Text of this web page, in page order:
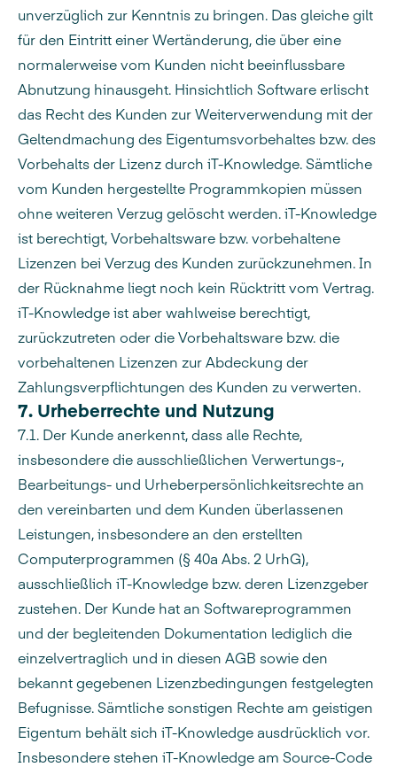
unverzüglich zur Kenntnis zu bringen. Das gleiche gilt
für den Eintritt einer Wertänderung, die über eine
normalerweise vom Kunden nicht beeinflussbare
Abnutzung hinausgeht. Hinsichtlich Software erlischt
das Recht des Kunden zur Weiterverwendung mit der
Geltendmachung des Eigentumsvorbehaltes bzw. des
Vorbehalts der Lizenz durch iT-Knowledge. Sämtliche
vom Kunden hergestellte Programmkopien müssen
ohne weiteren Verzug gelöscht werden. iT-Knowledge
ist berechtigt, Vorbehaltsware bzw. vorbehaltene
Lizenzen bei Verzug des Kunden zurückzunehmen. In
der Rücknahme liegt noch kein Rücktritt vom Vertrag.
iT-Knowledge ist aber wahlweise berechtigt,
zurückzutreten oder die Vorbehaltsware bzw. die
vorbehaltenen Lizenzen zur Abdeckung der
Zahlungsverpflichtungen des Kunden zu verwerten.
7. Urheberrechte und Nutzung
7.1. Der Kunde anerkennt, dass alle Rechte,
insbesondere die ausschließlichen Verwertungs-,
Bearbeitungs- und Urheberpersönlichkeitsrechte an
den vereinbarten und dem Kunden überlassenen
Leistungen, insbesondere an den erstellten
Computerprogrammen (§ 40a Abs. 2 UrhG),
ausschließlich iT-Knowledge bzw. deren Lizenzgeber
zustehen. Der Kunde hat an Softwareprogrammen
und der begleitenden Dokumentation lediglich die
einzelvertraglich und in diesen AGB sowie den
bekannt gegebenen Lizenzbedingungen festgelegten
Befugnisse. Sämtliche sonstigen Rechte am geistigen
Eigentum behält sich iT-Knowledge ausdrücklich vor.
Insbesondere stehen iT-Knowledge am Source-Code